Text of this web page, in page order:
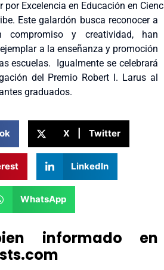
por Excelencia en Educación en
Este galardón busca reconocer a
compromiso y creatividad, han
a la enseñanza y promoción
escuelas. Igualmente se celebrará
del Premio Robert I. Larus al
graduados.
X | Twitter
LinkedIn
WhatsApp
informado en